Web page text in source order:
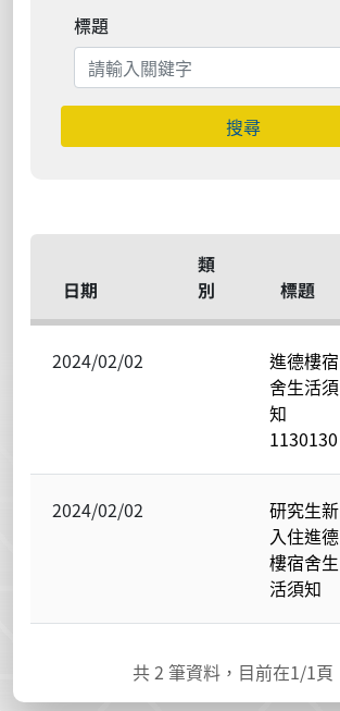
標題
搜尋
日期
類
別
標題
2024/02/02
進德樓宿
舍生活須
知
1130130
2024/02/02
研究生新
入住進德
樓宿舍生
活須知
共2 筆資料，目前在1/1頁